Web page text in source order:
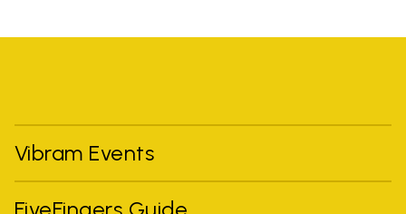
Vibram Events